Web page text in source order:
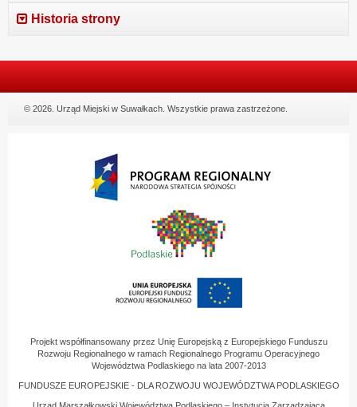
Historia strony
© 2026. Urząd Miejski w Suwałkach. Wszystkie prawa zastrzeżone.
Projekt współfinansowany przez Unię Europejską z Europejskiego Funduszu
Rozwoju Regionalnego w ramach Regionalnego Programu Operacyjnego
Województwa Podlaskiego na lata 2007-2013
FUNDUSZE EUROPEJSKIE - DLA ROZWOJU WOJEWÓDZTWA PODLASKIEGO